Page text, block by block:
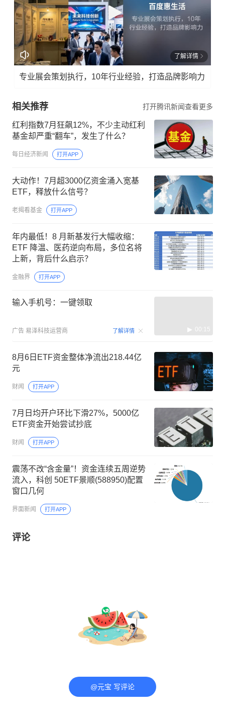
了解详情
专业展会策划执行，10年行业经验，打造品牌影响力
相关推荐 打开腾讯新闻查看更多
红利指数7月狂飙12%，不少主动红利
基金却严重“翻车”，发生了什么？
每日经济新闻 打开APP
大动作！7月超3000亿资金涌入宽基
ETF，释放什么信号？
老揭看基金 打开APP
年内最低！8 月新基发行大幅收缩：
ETF 降温、医药逆向布局，多位名将
上新，背后什么启示？
金融界 打开APP
输入手机号：一键领取
广告 易泽科技运营商 了解详情 00:15
8月6日ETF资金整体净流出218.44亿
元
财闻 打开APP
7月日均开户环比下滑27%，5000亿
ETF资金开始尝试抄底
财闻 打开APP
震荡不改“含金量”！资金连续五周逆势
流入，科创 50ETF景顺(588950)配置
窗口几何
界面新闻 打开APP
评论
@元宝 写评论